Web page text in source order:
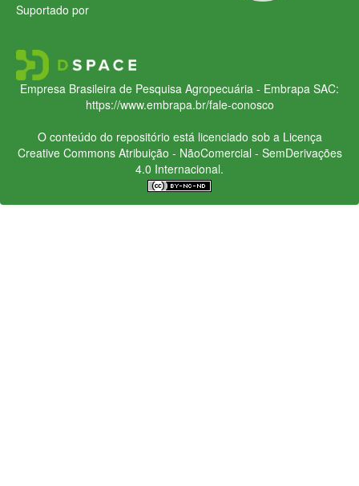
Suportado por
Empresa Brasileira de Pesquisa Agropecuária - Embrapa SAC:
https://www.embrapa.br/fale-conosco
O conteúdo do repositório está licenciado sob a Licença
Creative CommonsAtribuição - NãoComercial - SemDerivações
4.0 Internacional.